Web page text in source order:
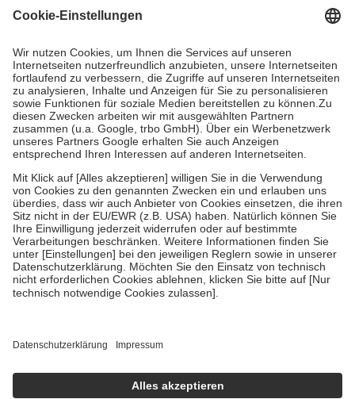
gesetzliche Krankenversicherung übernimmt in der Regel die
Kosten dafür, der Versicherte trägt einen Teil davon als Zuzahlung
Grundsätzlich leisten Mitglieder Zuzahlungen in Höhe von zehn
Prozent des Abgabepreises,mindestens jedochfünf Euround
höchstens zehn Euro.Es sind jedoch nie mehr als die tatsächlichen
Kosten der Leistung zu entrichten.
Diese Regeln gelten grundsätzlich auch für Online-Apotheken.
Bei Heilmitteln und häuslicher Krankenpflege beträgt die
Zuzahlung zehn Prozent der Kosten sowie zehn Euro je
Verordnung.
Um das Engagement der Versicherten für ihre eigene Gesundheit zu
stärken und die besondere Stellung der Familie zu unterstützen,
fallenkeine Zuzahlungenan bei:
• Kindern und Jugendlichen bis zum vollendeten 18. Lebensjahr
mit Ausnahme der Fahrkosten
• Untersuchungen zur Vorsorge und Früherkennung, die von der
GKV getragen werden
Einholung von Bewertungen. Trusted Shops hat Maßnahmen
getroffen, um sicherzustellen, dass es sich um echte Bewertungen